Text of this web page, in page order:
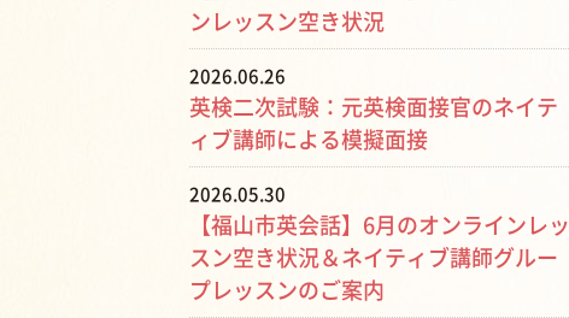
ンレッスン空き状況
2026.06.26
英検二次試験：元英検面接官のネイテ
ィブ講師による模擬面接
2026.05.30
【福山市英会話】6月のオンラインレッ
スン空き状況＆ネイティブ講師グルー
プレッスンのご案内